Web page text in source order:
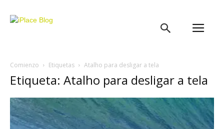
Comienzo Etiquetas Atalho para desligar a tela
Etiqueta: Atalho para desligar a tela